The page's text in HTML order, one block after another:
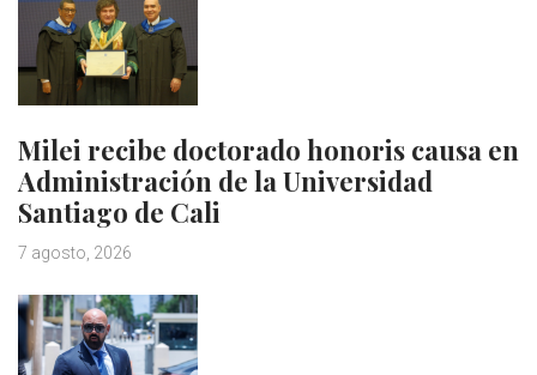
Milei recibe doctorado honoris causa en
Administración de la Universidad
Santiago de Cali
7 agosto, 2026